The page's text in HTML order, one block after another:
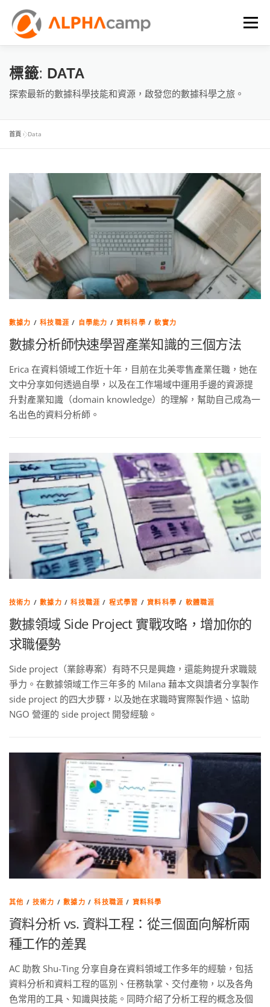
選單
首頁 課程內容
標籤: DATA
探索最新的數據科學技能和資源，啟發您的數據科學之旅。
首頁 »Data
數據力 /科技職涯 / 自學能力 /資料科學 /軟實力
數據分析師快速學習產業知識的三個方法
Erica 在資料領域工作近十年，目前在北美零售產業任職，她在
文中分享如何透過自學，以及在工作場域中運用手邊的資源提
升對產業知識（domain knowledge）的理解，幫助自己成為一
名出色的資料分析師。
技術力 /數據力 /科技職涯 / 程式學習 /資料科學 / 軟體職涯
數據領域 Side Project 實戰攻略，增加你的
求職優勢
Side project（業餘專案）有時不只是興趣，還能夠提升求職競
爭力。在數據領域工作三年多的 Milana 藉本文與讀者分享製作
side project 的四大步驟，以及她在求職時實際製作過、協助
NGO 營運的 side project 開發經驗。
其他 /技術力 /數據力 /科技職涯 / 資料科學
資料分析 vs. 資料工程：從三個面向解析兩
種工作的差異
AC 助教 Shu-Ting 分享自身在資料領域工作多年的經驗，包括
資料分析和資料工程的區別、任務執掌、交付產物，以及各角
色常用的工具、知識與技能。同時介紹了分析工程的概念及個